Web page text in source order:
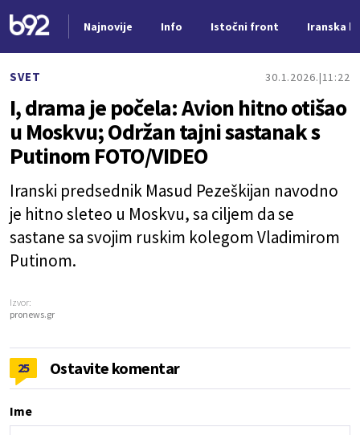
Najnovije Info Istočni front Iranska
SVET 30.1.2026. 11:22
I, drama je počela: Avion hitno otišao
u Moskvu; Održan tajni sastanak s
Putinom FOTO/VIDEO
Iranski predsednik Masud Pezeškijan navodno
je hitno sleteo u Moskvu, sa ciljem da se
sastane sa svojim ruskim kolegom Vladimirom
Putinom.
Izvor:
pronews.gr
25 Ostavite komentar
Ime